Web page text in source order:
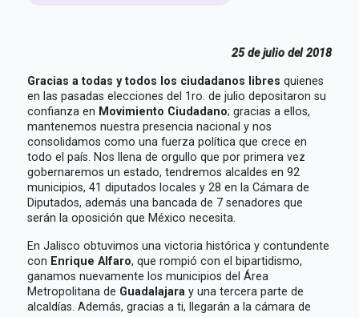
25 de julio del 2018
Gracias a todas y todos los ciudadanos libres quienes
en las pasadas elecciones del 1ro. de julio depositaron su
confianza en Movimiento Ciudadano; gracias a ellos,
mantenemos nuestra presencia nacional y nos
consolidamos como una fuerza política que crece en
todo el país. Nos llena de orgullo que por primera vez
gobernaremos un estado, tendremos alcaldes en 92
municipios, 41 diputados locales y 28 en la Cámara de
Diputados, además una bancada de 7 senadores que
serán la oposición que México necesita.
En Jalisco obtuvimos una victoria histórica y contundente
con Enrique Alfaro, que rompió con el bipartidismo,
ganamos nuevamente los municipios del Área
Metropolitana de Guadalajara y una tercera parte de
alcaldías. Además, gracias a ti, llegarán a la cámara de